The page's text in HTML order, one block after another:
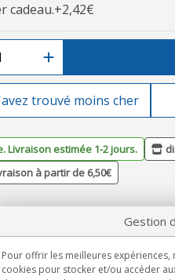
cadeau.+2,42€
trouvé moins cher
Livraison estimée 1-2 jours.
à partir de 6,50€
Gestion
Pour offrir les meilleures
cookies pour stocker et/ou accéder